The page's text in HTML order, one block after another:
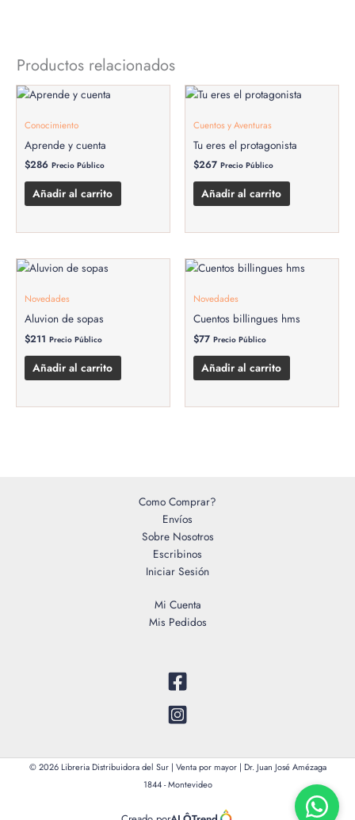
Productos relacionados
Conocimiento
Aprende y cuenta
$286 Precio Público
Añadir al carrito
Cuentos y Aventuras
Tu eres el protagonista
$267 Precio Público
Añadir al carrito
Novedades
Aluvion de sopas
$211 Precio Público
Añadir al carrito
Novedades
Cuentos billingues hms
$77 Precio Público
Añadir al carrito
Como Comprar?
Envíos
Sobre Nosotros
Escribinos
Iniciar Sesión
Mi Cuenta
Mis Pedidos
© 2026 Libreria Distribuidora del Sur | Venta por mayor | Dr. Juan José Amézaga
1844 - Montevideo